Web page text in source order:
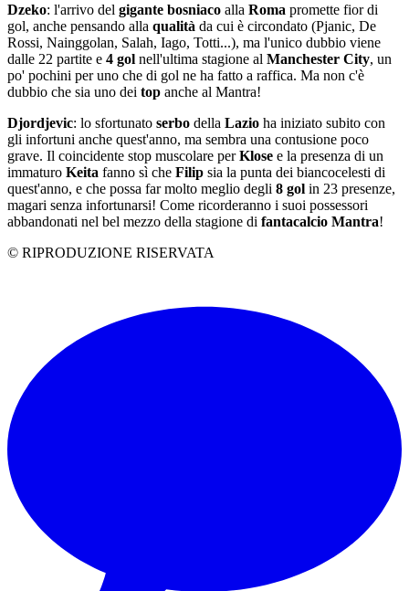
Dzeko: l'arrivo del gigante bosniaco alla Roma promette fior di
gol, anche pensando alla qualità da cui è circondato (Pjanic, De
Rossi, Nainggolan, Salah, Iago, Totti...), ma l'unico dubbio viene
dalle 22 partite e 4 gol nell'ultima stagione al Manchester City, un
po' pochini per uno che di gol ne ha fatto a raffica. Ma non c'è
dubbio che sia uno dei top anche al Mantra!
Djordjevic: lo sfortunato serbo della Lazio ha iniziato subito con
gli infortuni anche quest'anno, ma sembra una contusione poco
grave. Il coincidente stop muscolare perKlose e la presenza di un
immaturo Keita fanno sì che Filip sia la punta dei biancocelesti di
quest'anno, e che possa far molto meglio degli 8 gol in 23 presenze,
magari senza infortunarsi! Come ricorderanno i suoi possessori
abbandonati nel bel mezzo della stagione di fantacalcio Mantra!
© RIPRODUZIONE RISERVATA